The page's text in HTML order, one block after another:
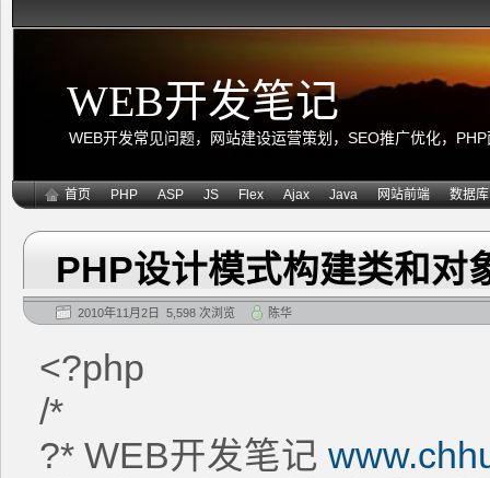
WEB开发笔记
WEB开发常见问题，网站建设运营策划，SEO推广优化，
首页 PHP ASP JS Flex Ajax Java 网站前端 数据库
PHP设计模式构建类和对
2010年11月2日 5,598 次浏览 陈华
<?php
/*
?* WEB开发笔记